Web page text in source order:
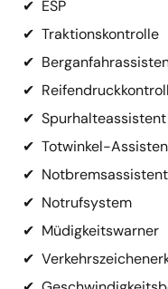
✔ ESP
✔ Traktionskontrolle
✔
✔
✔ Spurhalteassistent
✔ Totwinkel-
✔ Notbremsassistent
✔ Notrufsystem
✔ Müdigkeitswarner
✔